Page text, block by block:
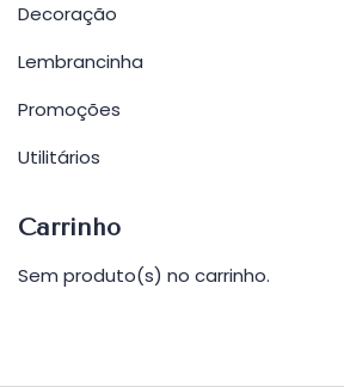
Decoração
Lembrancinha
Promoções
Utilitários
Carrinho
Sem produto(s) no carrinho.